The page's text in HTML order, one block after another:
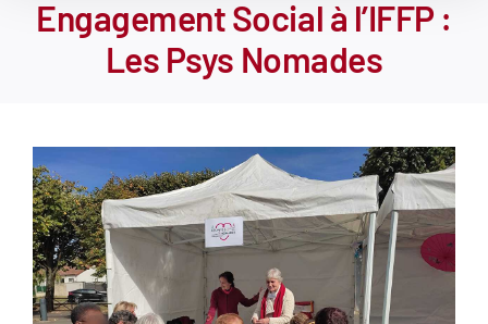
Engagement Social à l’IFFP :
Les Psys Nomades